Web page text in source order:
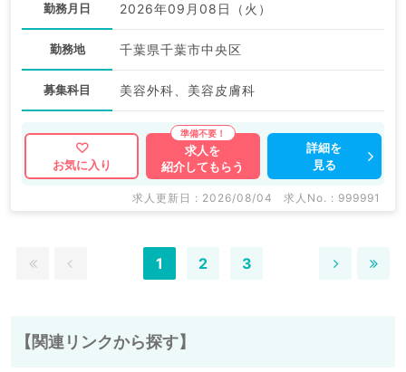
勤務月日 2026年09月08日（火）
勤務地 千葉県千葉市中央区
募集科目 美容外科、美容皮膚科
お気に入り
求人を
紹介してもらう
詳細を
見る
求人更新日 : 2026/08/04 求人No. : 999991
1 2 3
【関連リンクから探す】